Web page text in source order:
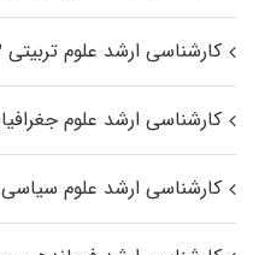
کارشناسی ارشد علوم تربیتی ۳
کارشناسی ارشد علوم
کارشناسی ارشد علوم سیاسی